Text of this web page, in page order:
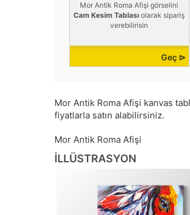
Mor Antik Roma Afişi görselini
Cam Kesim Tablası olarak sipariş
verebilirisin
Geç ⊳
Mor Antik Roma Afişi kanvas
fiyatlarla satın alabilirsiniz.
Mor Antik Roma Afişi
İLLÜSTRASYON